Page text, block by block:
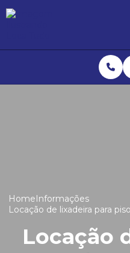
HomeInformações
Locação de lixadeira para
Locação